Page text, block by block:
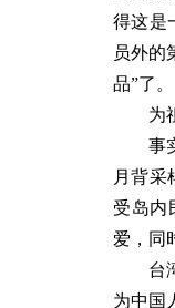
得这是
员外的
品”了。
为
事
月背
受岛内
爱，同
台
为中国